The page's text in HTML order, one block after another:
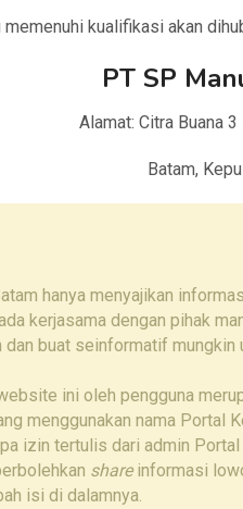
kualifikasi akan
PT SP
Alamat: Citra Buana
Batam,
hanya menyajikan
kerjasama dengan pihak
dan buat seinformatif
ini oleh pengguna
menggunakan nama Portal
izin tertulis dari admin Portal
shareinformasi
isi di dalamnya.